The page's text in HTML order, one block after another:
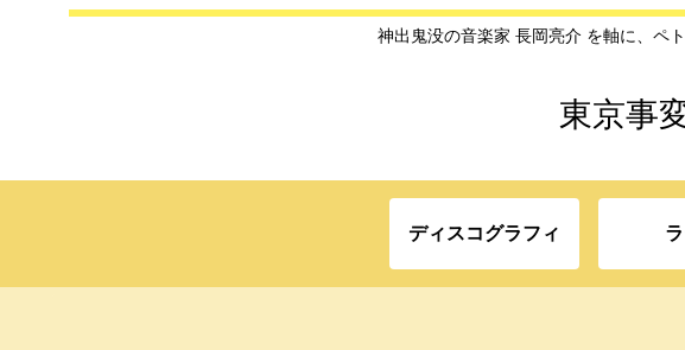
神出鬼没の音楽家 長岡亮介 を軸に、ペ
東京事
ディスコグラフィ